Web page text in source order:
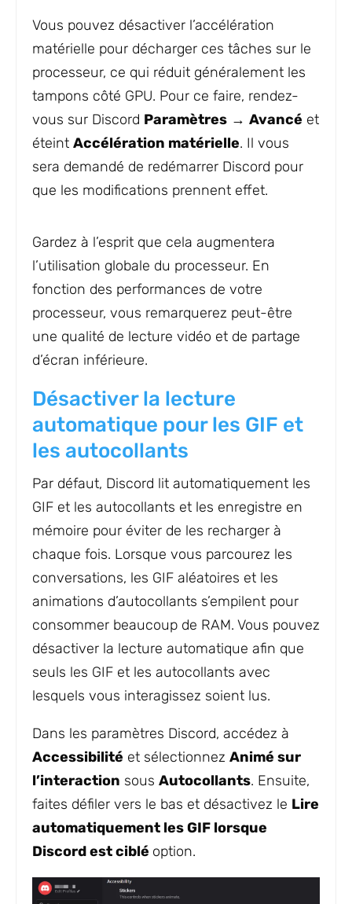
Vous pouvez désactiver l’accélération
matérielle pour décharger ces tâches sur le
processeur, ce qui réduit généralement les
tampons côté GPU. Pour ce faire, rendez-
vous sur Discord Paramètres → Avancé et
éteint Accélération matérielle. Il vous
sera demandé de redémarrer Discord pour
que les modifications prennent effet.
Gardez à l’esprit que cela augmentera
l’utilisation globale du processeur. En
fonction des performances de votre
processeur, vous remarquerez peut-être
une qualité de lecture vidéo et de partage
d’écran inférieure.
Désactiver la lecture
automatique pour les GIF et
les autocollants
Par défaut, Discord lit automatiquement les
GIF et les autocollants et les enregistre en
mémoire pour éviter de les recharger à
chaque fois. Lorsque vous parcourez les
conversations, les GIF aléatoires et les
animations d’autocollants s’empilent pour
consommer beaucoup de RAM. Vous pouvez
désactiver la lecture automatique afin que
seuls les GIF et les autocollants avec
lesquels vous interagissez soient lus.
Dans les paramètres Discord, accédez à
Accessibilité et sélectionnez Animé sur
l’interaction sous Autocollants. Ensuite,
faites défiler vers le bas et désactivez le Lire
automatiquement les GIF lorsque
Discord est ciblé option.